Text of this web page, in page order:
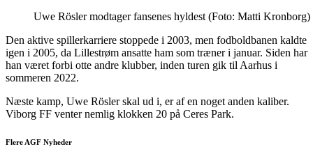
Uwe Rösler modtager fansenes hyldest (Foto: Matti Kronborg)
Den aktive spillerkarriere stoppede i 2003, men fodboldbanen kaldte
igen i 2005, da Lillestrøm ansatte ham som træner i januar. Siden har
han været forbi otte andre klubber, inden turen gik til Aarhus i
sommeren 2022.
Næste kamp, Uwe Rösler skal ud i, er af en noget anden kaliber.
Viborg FF venter nemlig klokken 20 på Ceres Park.
Flere AGF Nyheder